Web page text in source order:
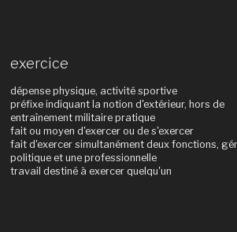
exercice
dépense physique, activité sportive
préfixe indiquant la notion d'extérieur, hors de
entraînement militaire pratique
fait ou moyen d'exercer ou de s'exercer
fait d'exercer simultanément deux fonctions,
politique et une professionnelle
travail destiné à exercer quelqu'un